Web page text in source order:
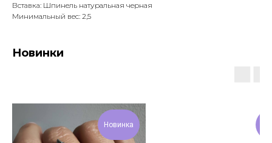
Вставка: Шпинель натуральная черная
Минимальный вес: 2,5
Новинки
Новинка